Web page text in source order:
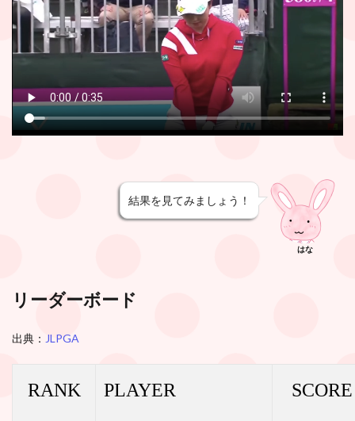
結果を見てみましょう！
はな
リーダーボード
出典： JLPGA
RANK PLAYER SCORE